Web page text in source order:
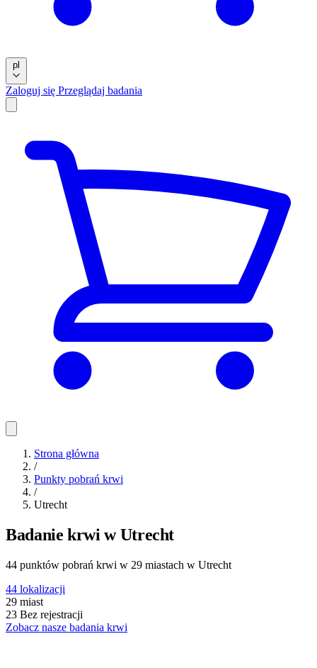
pl
Zaloguj się Przeglądaj badania
Strona główna
/
Punkty pobrań krwi
/
Utrecht
Badanie krwi w Utrecht
44 punktów pobrań krwi w 29 miastach w Utrecht
44 lokalizacji
29 miast
23 Bez rejestracji
Zobacz nasze badania krwi